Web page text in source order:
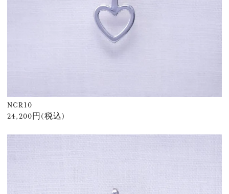
NCR10
24,200円(税込)